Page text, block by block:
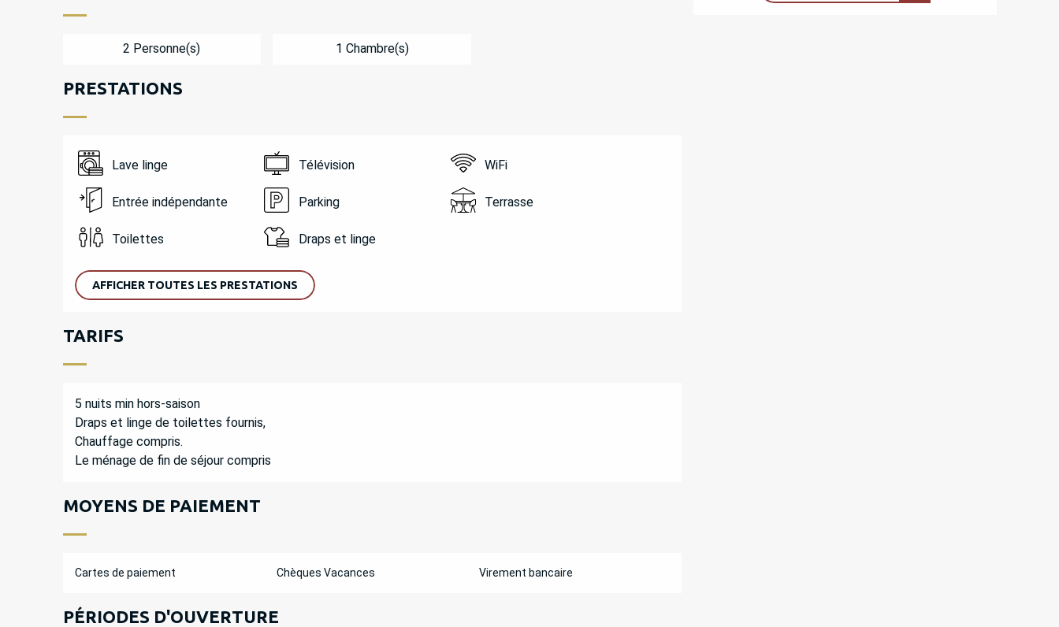
2 Personne(s) 1 Chambre(s)
PRESTATIONS
Lave linge Télévision WiFi
Entrée indépendante Parking Terrasse
Toilettes Draps et linge
AFFICHER TOUTES LES PRESTATIONS
TARIFS
5 nuits min hors-saison
Draps et linge de toilettes fournis,
Chauffage compris.
Le ménage de fin de séjour compris
MOYENS DE PAIEMENT
Cartes de paiement Chèques Vacances Virement bancaire
PÉRIODES D'OUVERTURE